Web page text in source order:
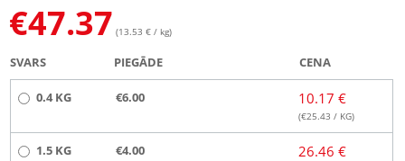
€47.37 (13.53 € / kg)
SVARS PIEGĀDE CENA
0.4 KG €6.00 10.17 €
(€25.43 / KG)
1.5 KG €4.00 26.46 €